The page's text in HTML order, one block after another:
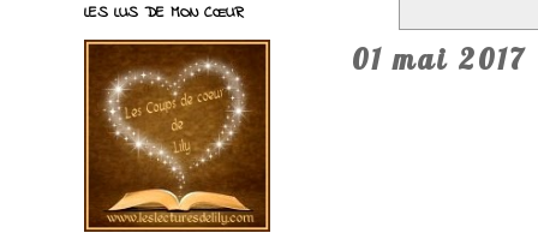
01 mai 2017
LES LUS DE MON CŒUR